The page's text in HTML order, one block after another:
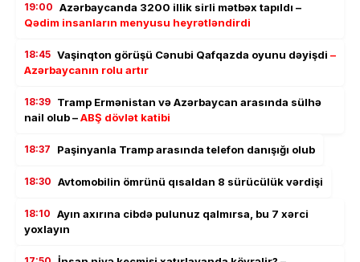
19:00 Azərbaycanda 3200 illik sirli mətbəx tapıldı –
Qədim insanların menyusu heyrətləndirdi
18:45 Vaşinqton görüşü Cənubi Qafqazda oyunu dəyişdi –
Azərbaycanın rolu artır
18:39 Tramp Ermənistan və Azərbaycan arasında sülhə
nail olub –ABŞ dövlət katibi
18:37 Paşinyanla Tramp arasında telefon danışığı olub
18:30 Avtomobilin ömrünü qısaldan 8 sürücülük vərdişi
18:10 Ayın axırına cibdə pulunuz qalmırsa, bu 7 xərci
yoxlayın